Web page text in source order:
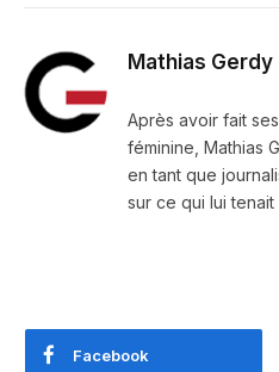
Mathias Gerdy
Après avoir fait
féminine, Mathias
en tant que
sur ce qui lui
Facebook